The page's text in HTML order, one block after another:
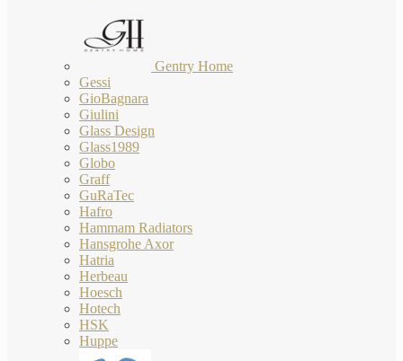
Gentry Home
Gessi
GioBagnara
Giulini
Glass Design
Glass1989
Globo
Graff
GuRaTec
Hafro
Hammam Radiators
Hansgrohe Axor
Hatria
Herbeau
Hoesch
Hotech
HSK
Huppe